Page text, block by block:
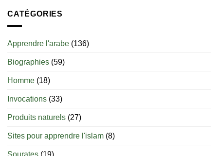
:
CATÉGORIES
Apprendre l'arabe (136)
Biographies (59)
Homme (18)
Invocations (33)
Produits naturels (27)
Sites pour apprendre l'islam (8)
Sourates (19)